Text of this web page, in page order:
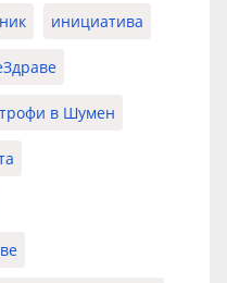
инициатива
в Шумен